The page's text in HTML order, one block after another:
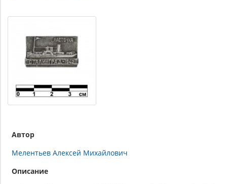
Автор
Мелентьев Алексей Михайлович
Описание